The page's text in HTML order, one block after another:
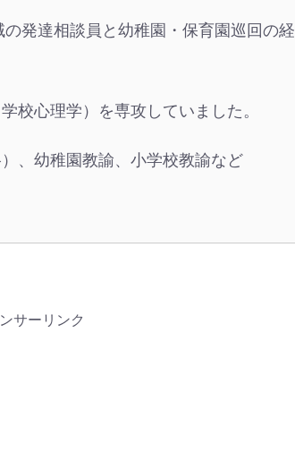
発達相談員と幼稚園・保育園巡回の経
校心理学）を専攻していました。
、幼稚園教諭、小学校教諭など
サーリンク